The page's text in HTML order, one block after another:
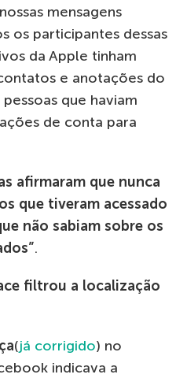
mensagens
os participantes dessas
da Apple tinham
e anotações do
que haviam
de conta para
afirmaram que nunca
que tiveram acessado
não sabiam sobre os
.
filtrou a localização
(já corrigido) no
indicava a